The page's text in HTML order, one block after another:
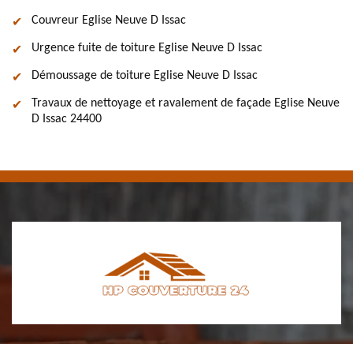
Couvreur Eglise Neuve D Issac
Urgence fuite de toiture Eglise Neuve D Issac
Démoussage de toiture Eglise Neuve D Issac
Travaux de nettoyage et ravalement de façade Eglise Neuve
D Issac 24400